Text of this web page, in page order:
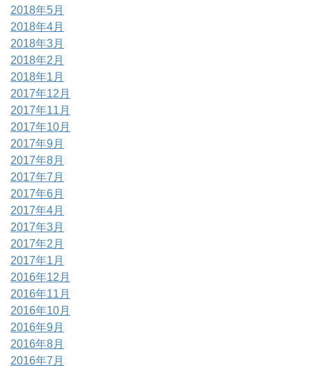
2018年5月
2018年4月
2018年3月
2018年2月
2018年1月
2017年12月
2017年11月
2017年10月
2017年9月
2017年8月
2017年7月
2017年6月
2017年4月
2017年3月
2017年2月
2017年1月
2016年12月
2016年11月
2016年10月
2016年9月
2016年8月
2016年7月